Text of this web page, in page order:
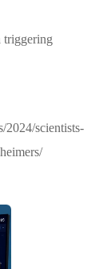
triggering
2024/scientists-